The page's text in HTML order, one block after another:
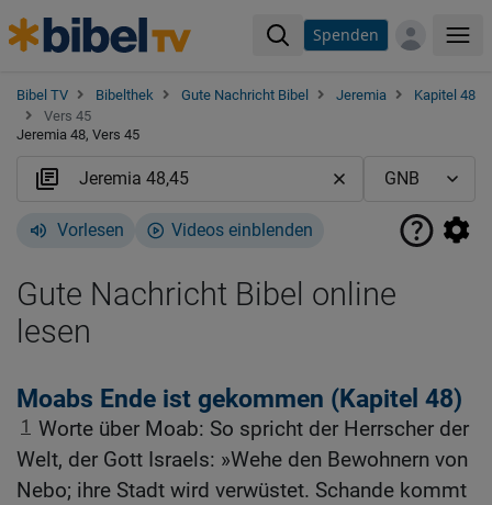
Spenden
Bibel TV Bibelthek Gute Nachricht Bibel Jeremia
Kapitel 48
Vers 45
Jeremia 48, Vers 45
Vorlesen Videos einblenden
Gute Nachricht Bibel online
lesen
Moabs Ende ist gekommen (Kapitel 48)
1 Worte über Moab: So spricht der Herrscher der
Welt, der Gott Israels: »Wehe den Bewohnern von
Nebo; ihre Stadt wird verwüstet. Schande kommt